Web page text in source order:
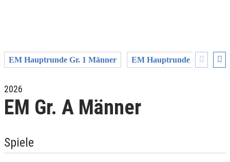
EM Hauptrunde Gr. 1 Männer EM Hauptrunde Gr. 2
2026
EM Gr. A Männer
Spiele